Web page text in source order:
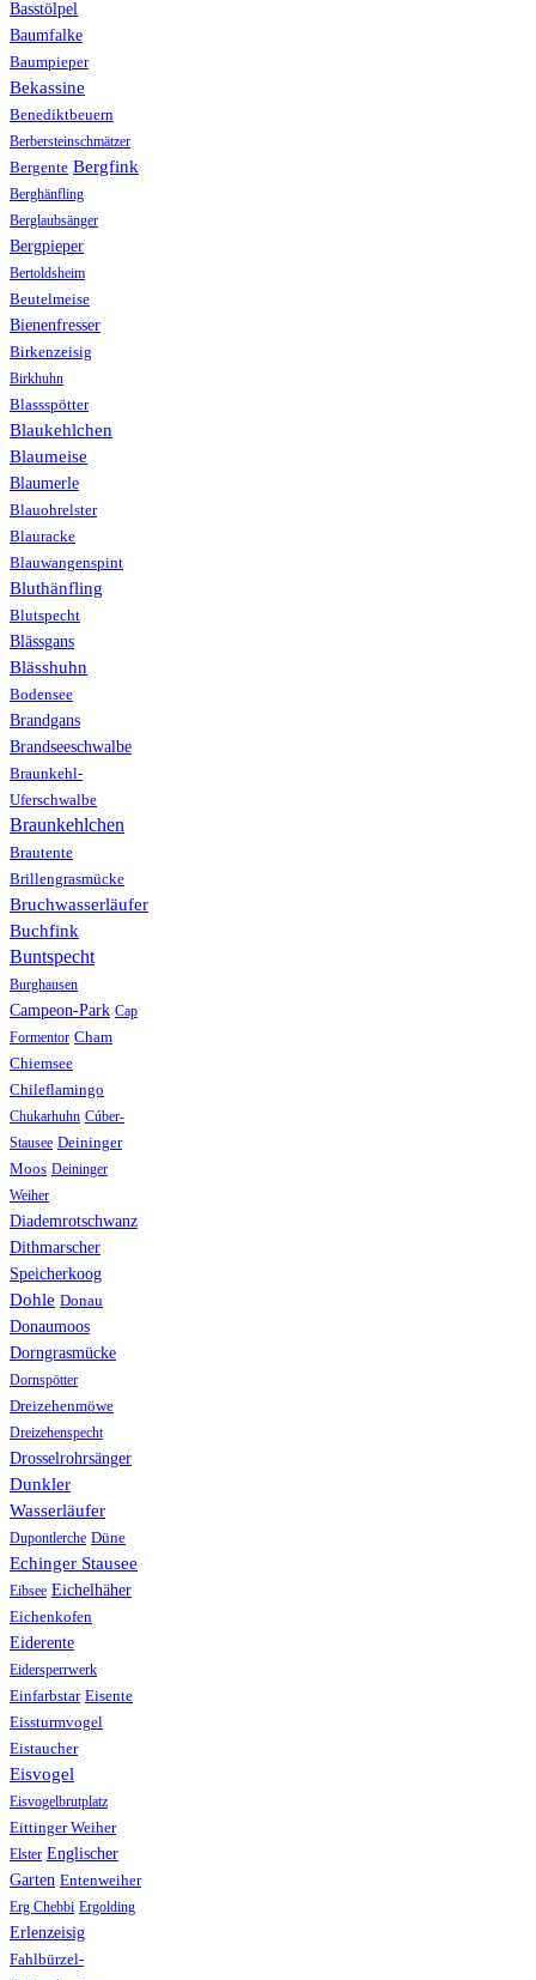
Basstölpel
Baumfalke
Baumpieper
Bekassine
Benediktbeuern
Berbersteinschmätzer
Bergente Bergfink
Berghänfling
Berglaubsänger
Bergpieper
Bertoldsheim
Beutelmeise
Bienenfresser
Birkenzeisig
Birkhuhn
Blassspötter
Blaukehlchen
Blaumeise
Blaumerle
Blauohrelster
Blauracke
Blauwangenspint
Bluthänfling
Blutspecht
Blässgans
Blässhuhn
Bodensee
Brandgans
Brandseeschwalbe
Braunkehl-
Uferschwalbe
Braunkehlchen
Brautente
Brillengrasmücke
Bruchwasserläufer
Buchfink
Buntspecht
Burghausen
Campeon-Park Cap
Formentor Cham
Chiemsee
Chileflamingo
Chukarhuhn Cúber-
Stausee Deininger
Moos Deininger
Weiher
Diademrotschwanz
Dithmarscher
Speicherkoog
Dohle Donau
Donaumoos
Dorngrasmücke
Dornspötter
Dreizehenmöwe
Dreizehenspecht
Drosselrohrsänger
Dunkler
Wasserläufer
Dupontlerche Düne
Echinger Stausee
Eibsee Eichelhäher
Eichenkofen
Eiderente
Eidersperrwerk
Einfarbstar Eisente
Eissturmvogel
Eistaucher
Eisvogel
Eisvogelbrutplatz
Eittinger Weiher
Elster Englischer
Garten Entenweiher
Erg Chebbi Ergolding
Erlenzeisig
Fahlbürzel-